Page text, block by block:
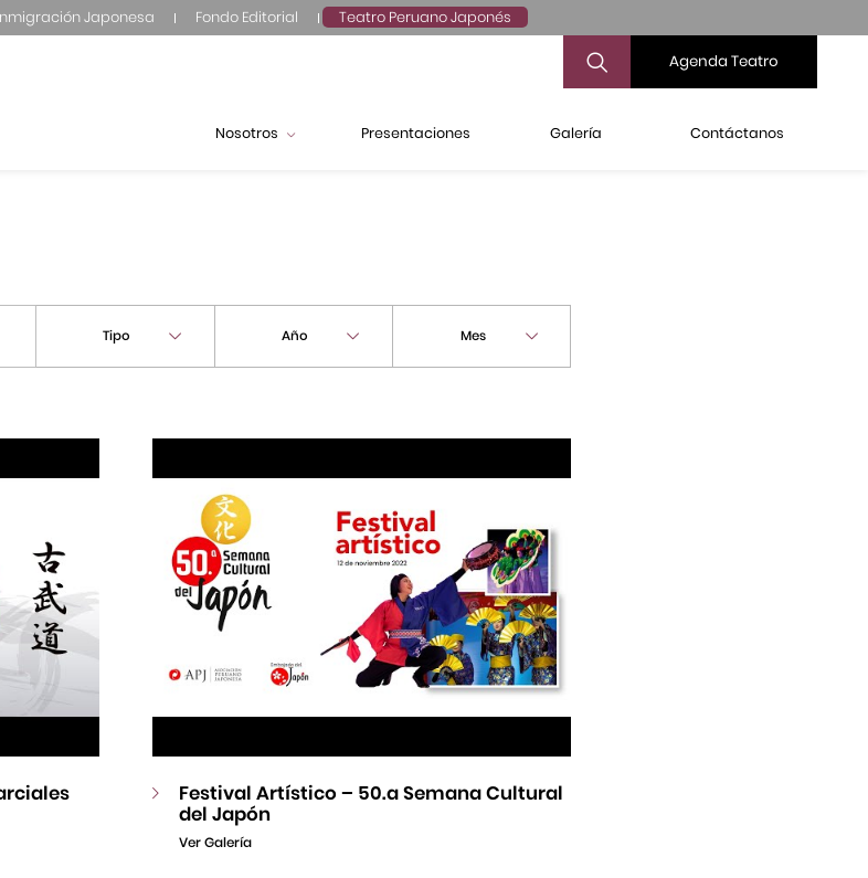
Japonesa Fondo Editorial Teatro Peruano Japonés
Agenda Teatro
Nosotros Presentaciones Galería Contáctanos
Tipo Año Mes
Festival Artístico – 50.a Semana Cultural
del Japón
Ver Galería